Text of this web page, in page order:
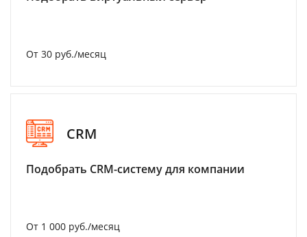
От 30 руб./месяц
CRM
Подобрать CRM-систему для компании
От 1 000 руб./месяц